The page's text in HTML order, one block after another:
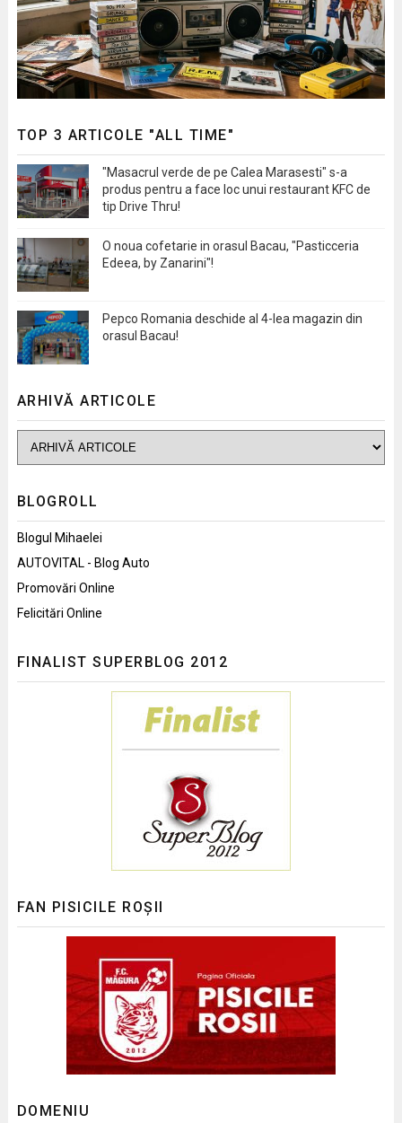
TOP 3 ARTICOLE "ALL TIME"
"Masacrul verde de pe Calea Marasesti" s-a
produs pentru a face loc unui restaurant KFC de
tip Drive Thru!
O noua cofetarie in orasul Bacau, "Pasticceria
Edeea, by Zanarini"!
Pepco Romania deschide al 4-lea magazin din
orasul Bacau!
ARHIVĂ ARTICOLE
BLOGROLL
Blogul Mihaelei
AUTOVITAL - Blog Auto
Promovări Online
Felicitări Online
FINALIST SUPERBLOG 2012
FAN PISICILE ROȘII
DOMENIU